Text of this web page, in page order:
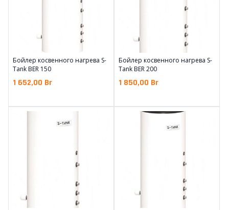
Бойлер косвенного нагрева S-
Tank BER 150
1 652,00 Br
Бойлер косвенного нагрева S-
Tank BER 200
1 850,00 Br